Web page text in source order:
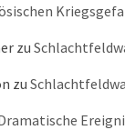
zu
zu